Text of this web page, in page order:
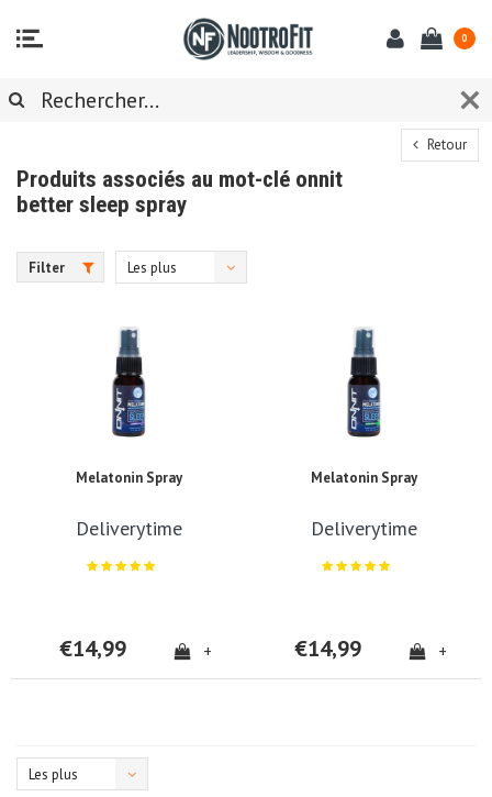
0
Retour
Produits associés au mot-clé onnit
better sleep spray
Filter
Les plus
Melatonin Spray
Deliverytime
€14,99 +
Melatonin Spray
Deliverytime
€14,99 +
Les plus